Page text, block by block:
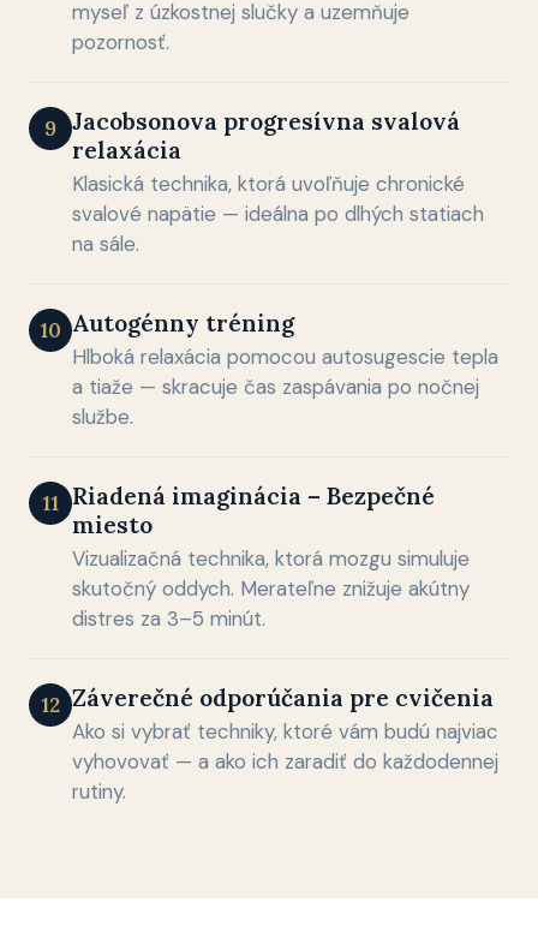
myseľ z úzkostnej slučky a uzemňuje
pozornosť.
9 Jacobsonova progresívna svalová
relaxácia
Klasická technika, ktorá uvoľňuje chronické
svalové napätie — ideálna po dlhých statiach
na sále.
10 Autogénny tréning
Hlboká relaxácia pomocou autosugescie tepla
a tiaže — skracuje čas zaspávania po nočnej
službe.
11 Riadená imaginácia – Bezpečné
miesto
Vizualizačná technika, ktorá mozgu simuluje
skutočný oddych. Merateľne znižuje akútny
distres za 3–5 minút.
12 Záverečné odporúčania pre cvičenia
Ako si vybrať techniky, ktoré vám budú najviac
vyhovovať — a ako ich zaradiť do každodennej
rutiny.